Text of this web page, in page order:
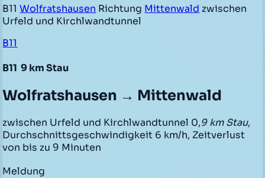
B11Wolfratshausen Richtung Mittenwald zwischen
Urfeld und Kirchlwandtunnel
B11
B11 9 km Stau
Wolfratshausen → Mittenwald
zwischen Urfeld und Kirchlwandtunnel 0,9 km Stau,
Durchschnittsgeschwindigkeit 6 km/h, Zeitverlust
von bis zu 9 Minuten
Meldung